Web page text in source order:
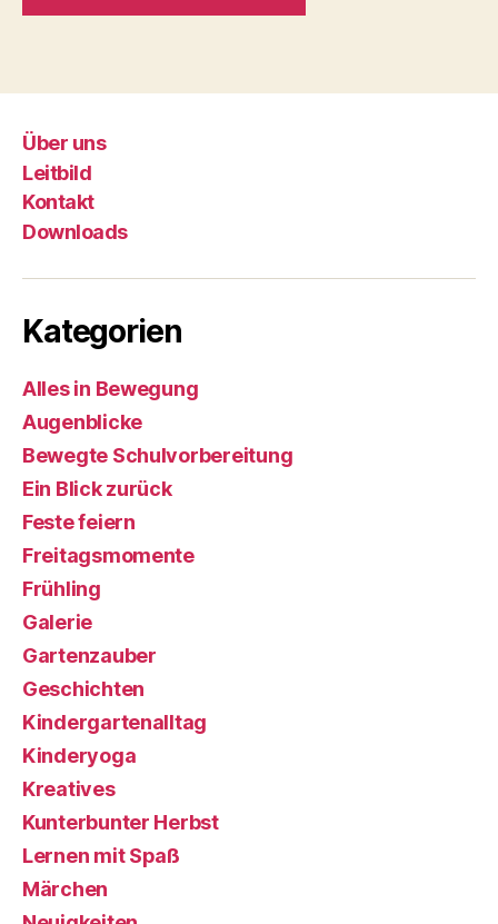
Über uns
Leitbild
Kontakt
Downloads
Kategorien
Alles in Bewegung
Augenblicke
Bewegte Schulvorbereitung
Ein Blick zurück
Feste feiern
Freitagsmomente
Frühling
Galerie
Gartenzauber
Geschichten
Kindergartenalltag
Kinderyoga
Kreatives
Kunterbunter Herbst
Lernen mit Spaß
Märchen